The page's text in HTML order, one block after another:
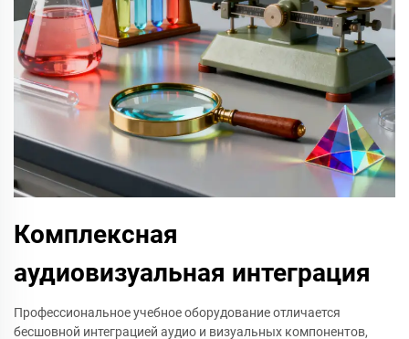
Комплексная
аудиовизуальная интеграция
Профессиональное учебное оборудование отличается
бесшовной интеграцией аудио и визуальных компонентов,